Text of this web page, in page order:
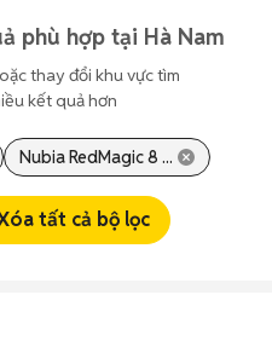
phù hợp tại Hà Nam
thay đổi khu vực tìm
kết quả hơn
Nubia RedMagic 8 ...
tất cả bộ lọc